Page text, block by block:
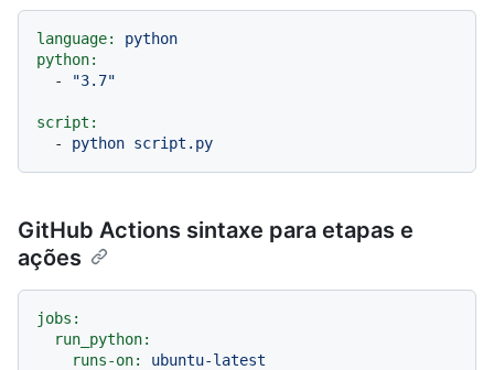
language:
python
python:
-
"3.7"
script:
-
python script.py
GitHub Actions sintaxe para etapas e
ações
jobs:
run_python:
runs-on:
ubuntu-latest